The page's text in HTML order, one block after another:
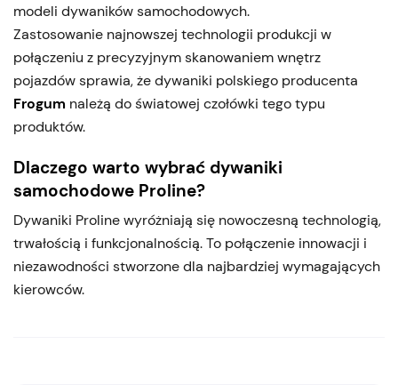
modeli dywaników samochodowych.
Zastosowanie najnowszej technologii produkcji w
połączeniu z precyzyjnym skanowaniem wnętrz
pojazdów sprawia, że dywaniki polskiego producenta
Frogum należą do światowej czołówki tego typu
produktów.
Dlaczego warto wybrać dywaniki
samochodowe Proline?
Dywaniki Proline wyróżniają się nowoczesną technologią,
trwałością i funkcjonalnością. To połączenie innowacji i
niezawodności stworzone dla najbardziej wymagających
kierowców.